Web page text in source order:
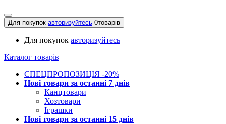
Для покупок авторизуйтесь 0товарів
Для покупок авторизуйтесь
Каталог товарів
СПЕЦПРОПОЗИЦІЯ -20%
Нові товари за останнi 7 днiв
Канцтовари
Хозтовари
Іграшки
Нові товари за останнi 15 днiв